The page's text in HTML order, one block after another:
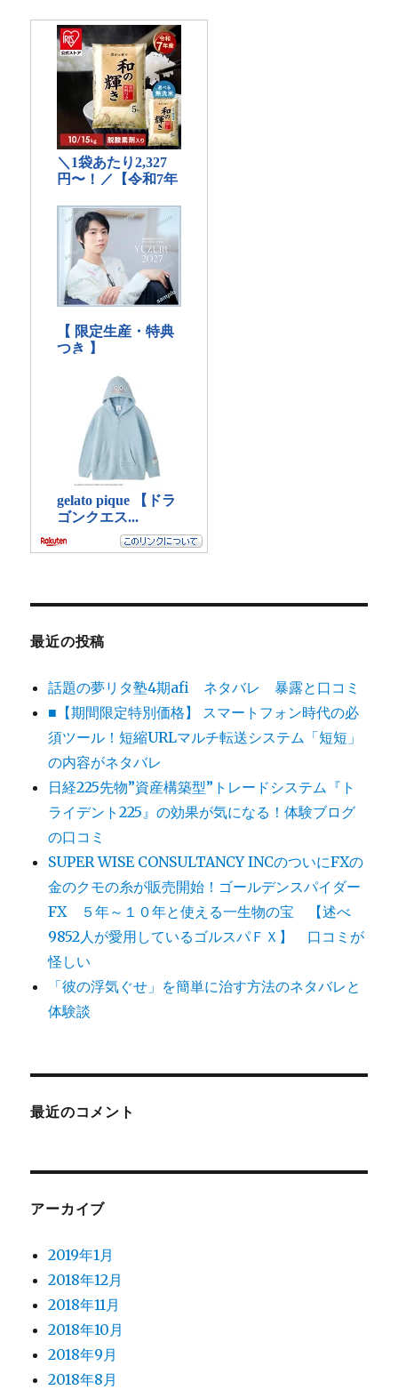
最近の投稿
話題の夢リタ塾4期afi ネタバレ 暴露と口コミ
■【期間限定特別価格】 スマートフォン時代の必
須ツール！短縮URLマルチ転送システム「短短」
の内容がネタバレ
日経225先物”資産構築型”トレードシステム『ト
ライデント225』の効果が気になる！体験ブログ
の口コミ
SUPER WISE CONSULTANCY INCのついにFXの
金のクモの糸が販売開始！ゴールデンスパイダー
FX ５年～１０年と使える一生物の宝 【述べ
9852人が愛用しているゴルスパＦＸ】 口コミが
怪しい
「彼の浮気ぐせ」を簡単に治す方法のネタバレと
体験談
最近のコメント
アーカイブ
2019年1月
2018年12月
2018年11月
2018年10月
2018年9月
2018年8月